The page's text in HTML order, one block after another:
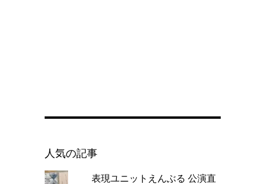
人気の記事
表現ユニットえんぶる 公演直